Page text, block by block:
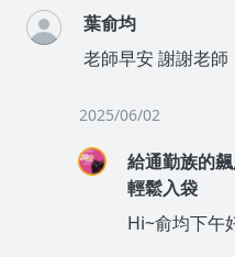
葉俞均
老師早安 謝謝老師
2025/06/02
給通勤族的
輕鬆入袋
Hi~俞均下午